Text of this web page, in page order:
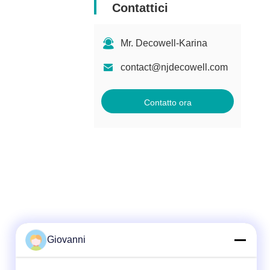
Contattici
Mr. Decowell-Karina
contact@njdecowell.com
Contatto ora
Giovanni